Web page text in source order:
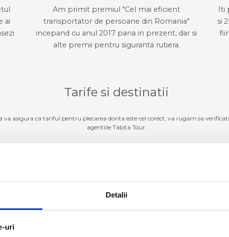
Detalii
uri
ai
Am primit premiul "Cel mai eficient
transportator de persoane din Romania"
incepand cu anul 2017 pana in prezent, dar si
alte premii pentru siguranta rutiera.
Iti
si
Tarife si destinatii
asigura ca tariful pentru plecarea dorita este cel corect, va rugam sa
agentiile Tabita Tour.
TARIFE SI DESTINATII